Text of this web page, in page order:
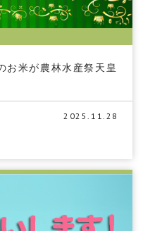
お米が農林水産祭天皇
2025.11.28